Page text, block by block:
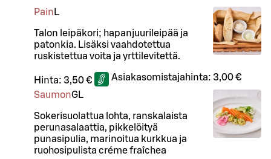
Pain L
Talon leipäkori; hapanjuurileipää ja
patonkia. Lisäksi vaahdotettua
ruskistettua voita ja yrttilevitettä.
Hinta: 3,50 € Asiakasomistajahinta: 3,00 €
SaumonGL
Sokerisuolattua lohta, ranskalaista
perunasalaattia, pikkelöityä
punasipulia, marinoitua kurkkua ja
ruohosipulista créme fraîchea